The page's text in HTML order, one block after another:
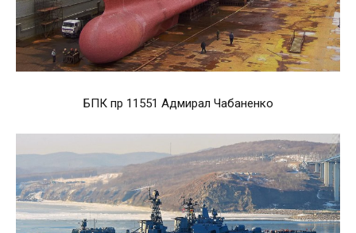
БПК пр 11551 Адмирал Чабаненко